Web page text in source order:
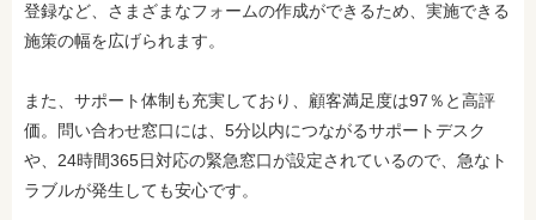
登録など、さまざまなフォームの作成ができるため、実施できる
施策の幅を広げられます。
また、サポート体制も充実しており、顧客満足度は97％と高評
価。問い合わせ窓口には、5分以内につながるサポートデスク
や、24時間365日対応の緊急窓口が設定されているので、急なト
ラブルが発生しても安心です。